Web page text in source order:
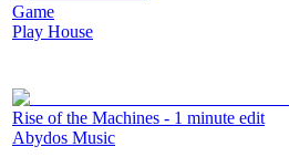
Game
Play House
Rise of the Machines - 1 minute edit
Abydos Music